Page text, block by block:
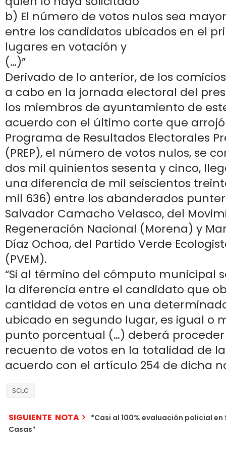
b) El número de votos nulos sea
entre los candidatos ubicados en el
lugares en votación y
(…)”
Derivado de lo anterior, de los
a cabo en la jornada electoral del
los miembros de ayuntamiento de
acuerdo con el último corte que
Programa de Resultados Electorales
(PREP), el número de votos nulos, se
dos mil quinientos sesenta y cinco,
una diferencia de mil seiscientos
mil 636) entre los abanderados
Salvador Camacho Velasco, del
Regeneración Nacional (Morena) y
Díaz Ochoa, del Partido Verde
(PVEM).
“Si al término del cómputo municipal
la diferencia entre el candidato que
cantidad de votos en una
ubicado en segundo lugar, es igual o
punto porcentual (…) deberá
recuento de votos en la totalidad de
acuerdo con el artículo 254 de dicha
SCLC
SIGUIENTE NOTA
*Casi al 100% evaluación policial
Casas*